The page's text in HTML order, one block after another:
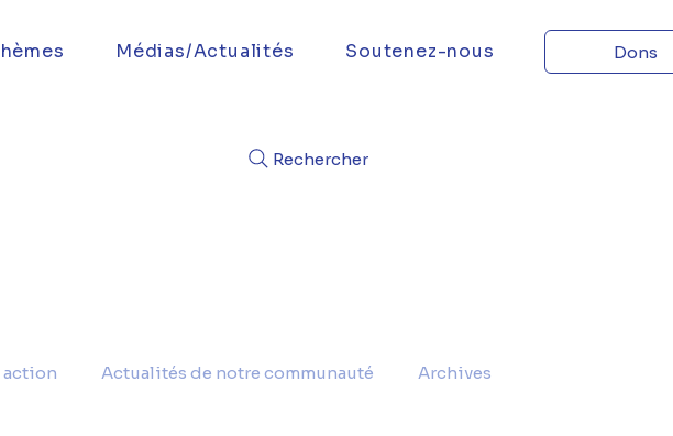
Rechercher
Médias/Actualités Soutenez-nous Dons
action Actualités de notre communauté Archives